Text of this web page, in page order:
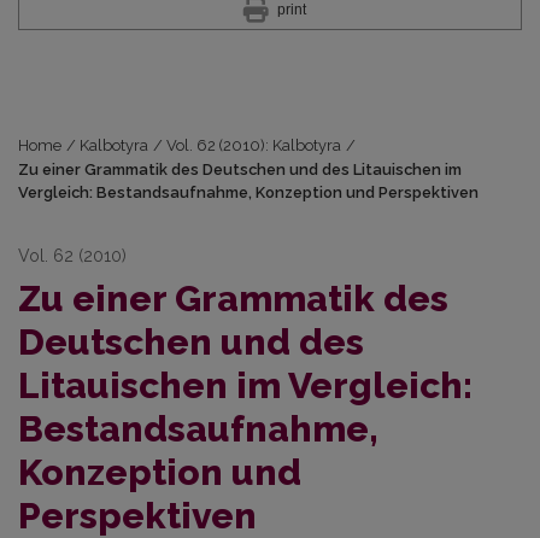
print
Home / Kalbotyra / Vol. 62 (2010): Kalbotyra /
Zu einer Grammatik des Deutschen und des Litauischen im
Vergleich: Bestandsaufnahme, Konzeption und Perspektiven
Vol. 62 (2010)
Zu einer Grammatik des
Deutschen und des
Litauischen im Vergleich:
Bestandsaufnahme,
Konzeption und
Perspektiven